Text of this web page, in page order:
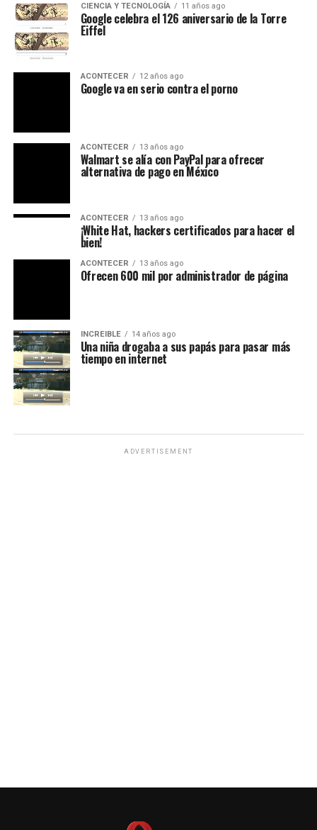
CIENCIA Y TECNOLOGÍA 11 años ago
Google celebra el 126 aniversario de la Torre
Eiffel
ACONTECER 12 años ago
Google va en serio contra el porno
ACONTECER 13 años ago
¡White Hat, hackers certificados para hacer el
bien!
Ofrecen 600 mil por administrador de página
INCREIBLE 14 años ago
Una niña drogaba a sus papás para pasar más
tiempo en internet
ADVERTISEMENT